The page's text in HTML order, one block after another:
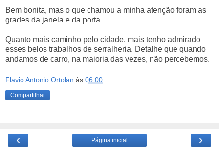
Bem bonita, mas o que chamou a minha atenção foram as
grades da janela e da porta.
Quanto mais caminho pelo cidade, mais tenho admirado
esses belos trabalhos de serralheria. Detalhe que quando
andamos de carro, na maioria das vezes, não percebemos.
Flavio Antonio Ortolan às 06:00
Compartilhar
‹ ›
Página inicial